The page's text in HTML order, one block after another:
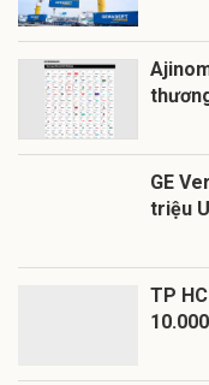
GE
triệu
TP